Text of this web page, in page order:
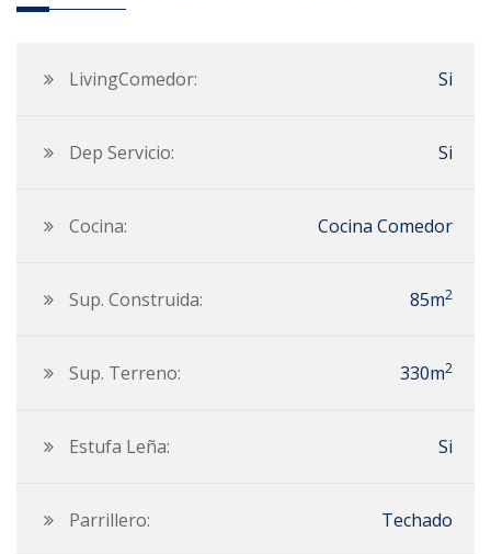
LivingComedor: Si
Dep Servicio: Si
Cocina: Cocina Comedor
Sup. Construida: 85m2
Sup. Terreno: 330m2
Estufa Leña: Si
Parrillero: Techado